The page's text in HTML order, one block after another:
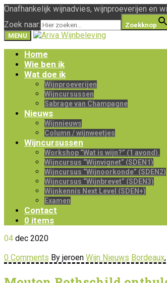
Onafhankelijk wijnadvies, wijnproeverijen en
Zoek naar:
Zoekknop
MENU
Home
Wie ben ik
Wat doe ik
Wijnproeverijen
Wijncursussen
Sabrage van Champagne
Nieuws
Wijnnieuws
Column / wijnweetjes
Wijncursussen
Workshop “Wat is wijn?” (1 avond).
Wijncursus “Wijnvignet” (SDEN1)
Wijncursus “Wijnoorkonde” (SDEN2)
Wijncursus “Wijnbrevet” (SDEN3)
Wijnkennis Next Level (SDEN+)
Examen
Contact
0 items
04 dec 2020
0 Comments By jeroen Wijn Nieuws Bordeaux,